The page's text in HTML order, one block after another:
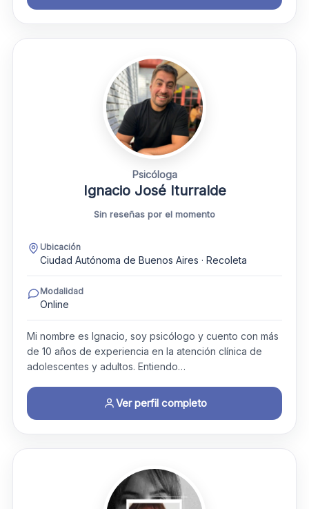
Psicóloga
Ignacio José Iturralde
Sin reseñas por el momento
Ubicación
Ciudad Autónoma de Buenos Aires · Recoleta
Modalidad
Online
Mi nombre es Ignacio, soy psicólogo y cuento con más
de 10 años de experiencia en la atención clínica de
adolescentes y adultos. Entiendo…
Ver perfil completo